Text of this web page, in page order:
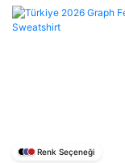
Renk Seçeneği